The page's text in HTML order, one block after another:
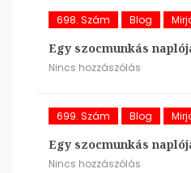
698. Szám Blog
Egy szocmunkás
Nincs hozzászólás
699. Szám Blog
Egy szocmunkás
Nincs hozzászólás